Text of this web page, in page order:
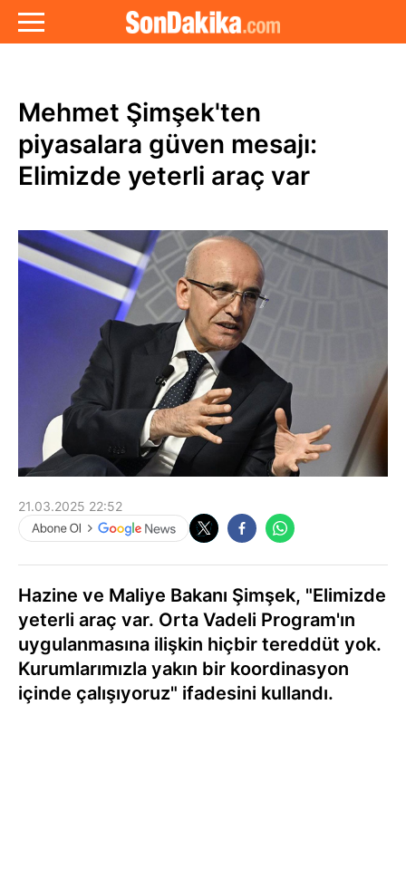
Mehmet Şimşek'ten
piyasalara güven mesajı:
Elimizde yeterli araç var
21.03.2025 22:52
Hazine ve Maliye Bakanı Şimşek, "Elimizde
yeterli araç var. Orta Vadeli Program'ın
uygulanmasına ilişkin hiçbir tereddüt yok.
Kurumlarımızla yakın bir koordinasyon
içinde çalışıyoruz" ifadesini kullandı.